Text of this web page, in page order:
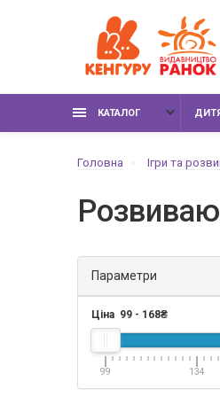
КАТАЛОГ
Головна Ігри та
Параметри
Ціна 99 - 168₴
99 134